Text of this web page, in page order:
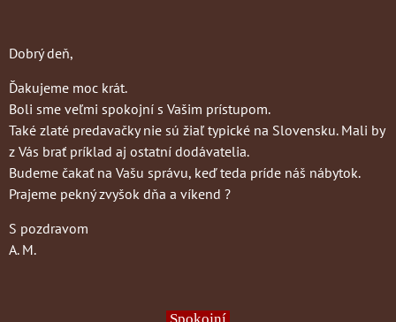
Dobrý deň,
Ďakujeme moc krát.
Boli sme veľmi spokojní s Vašim prístupom.
Také zlaté predavačky nie sú žiaľ typické na Slovensku. Mali by
z Vás brať príklad aj ostatní dodávatelia.
Budeme čakať na Vašu správu, keď teda príde náš nábytok.
Prajeme pekný zvyšok dňa a víkend ?
S pozdravom
A. M.